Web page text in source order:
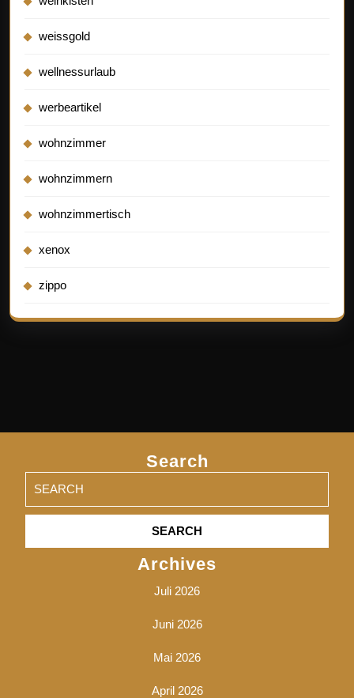
weissgold
wellnessurlaub
werbeartikel
wohnzimmer
wohnzimmern
wohnzimmertisch
xenox
zippo
Search
for:
Archives
Juli 2026
Juni 2026
Mai 2026
April 2026